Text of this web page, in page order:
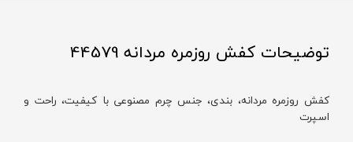
توضیحات کفش روزمره مردانه 44579
کفش روزمره مردانه، بندی، جنس چرم مصنوعی با کیفیت، راحت و
اسپرت